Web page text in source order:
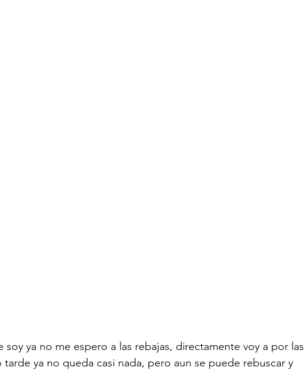
ya no me espero a las rebajas, directamente voy a por las
ya no queda casi nada, pero aun se puede rebuscar y